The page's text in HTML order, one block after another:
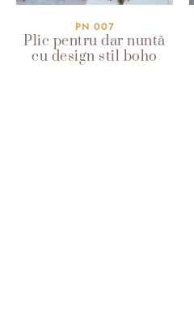
PN 007
Plic pentru dar nuntă
cu design stil boho